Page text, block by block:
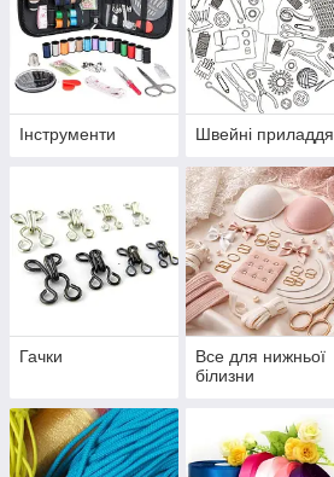
Інструменти Швейні приладдя
Гачки
Все для нижньої
білизни